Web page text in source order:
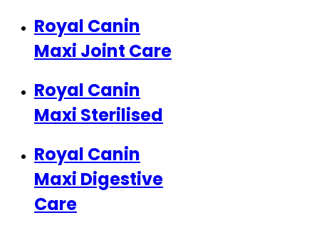
Royal Canin
Maxi Joint Care
Royal Canin
Maxi Sterilised
Royal Canin
Maxi Digestive
Care